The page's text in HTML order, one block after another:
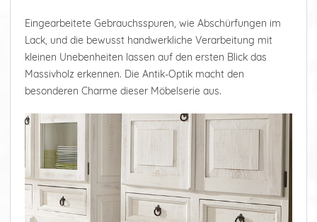
Eingearbeitete Gebrauchsspuren, wie Abschürfungen im
Lack, und die bewusst handwerkliche Verarbeitung mit
kleinen Unebenheiten lassen auf den ersten Blick das
Massivholz erkennen. Die Antik-Optik macht den
besonderen Charme dieser Möbelserie aus.